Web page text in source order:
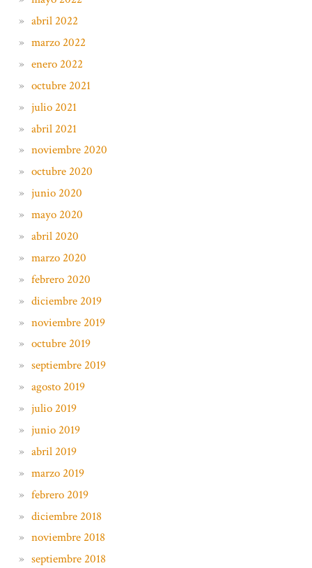
abril 2022
marzo 2022
enero 2022
octubre 2021
julio 2021
abril 2021
noviembre 2020
octubre 2020
junio 2020
mayo 2020
abril 2020
marzo 2020
febrero 2020
diciembre 2019
noviembre 2019
octubre 2019
septiembre 2019
agosto 2019
julio 2019
junio 2019
abril 2019
marzo 2019
febrero 2019
diciembre 2018
noviembre 2018
septiembre 2018